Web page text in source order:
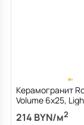
Керамогранит
Volume 6х25,
Ladder, 9,5 мм
214 BYN/м2